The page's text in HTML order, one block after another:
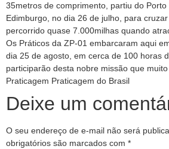
35metros de comprimento, partiu do
Edimburgo, no dia 26 de julho, para
percorrido quase 7.000milhas quando
Os Práticos da ZP-01 embarcaram aqui
dia 25 de agosto, em cerca de 100 horas
participarão desta nobre missão que
Praticagem Praticagem do Brasil
Deixe um
O seu endereço de e-mail não será
obrigatórios são marcados com *